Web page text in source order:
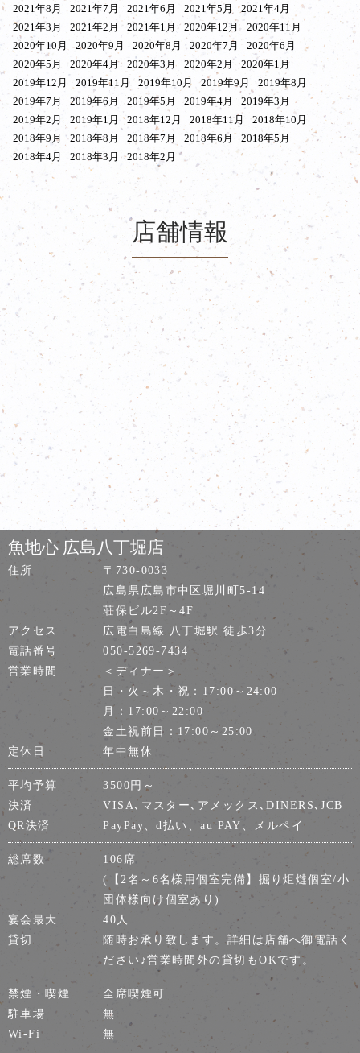
2021年8月
2021年7月 2021年6月 2021年5月
2021年4月
2021年3月
2021年2月 2021年1月 2020年12月
2020年11月
2020年10月
2020年9月 2020年8月 2020年7月
2020年6月
2020年5月
2020年4月 2020年3月 2020年2月
2020年1月
2019年12月
2019年11月 2019年10月 2019年9月
2019年8月
2019年7月
2019年6月 2019年5月 2019年4月
2019年3月
2019年2月
2019年1月 2018年12月 2018年11月
2018年10月
2018年9月
2018年8月 2018年7月 2018年6月
2018年5月
2018年4月
2018年3月 2018年2月
店舗情報
魚地心 広島八丁堀店
住所
〒730-0033
広島県広島市中区堀川町5-14
荘保ビル2F～4F
アクセス
広電白島線 八丁堀駅 徒歩3分
電話番号
050-5269-7434
営業時間
＜ディナー＞
日・火～木・祝：17:00～24:00
月：17:00～22:00
金土祝前日：17:00～25:00
定休日
年中無休
平均予算
3500円～
決済
VISA､マスター､アメックス､DINERS､JCB
QR決済
PayPay、d払い、au PAY、メルペイ
総席数
106席
(【2名～6名様用個室完備】掘り炬燵個室/小
団体様向け個室あり)
宴会最大
40人
貸切
随時お承り致します。詳細は店舗へ御電話く
ださい♪営業時間外の貸切もOKです。
禁煙・喫煙
全席喫煙可
駐車場
無
Wi-Fi
無